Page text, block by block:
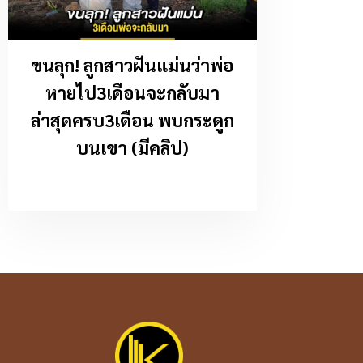
ขนลุก! ลูกสาวฝันแม่นว่าพ่อ
หายไป3เดือนจะกลับมา
ล่าสุดครบ3เดือน พบกระดูก
บนเขา (มีคลิป)